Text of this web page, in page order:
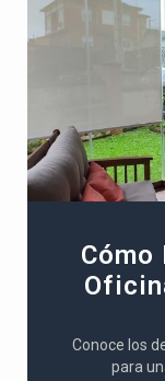
Cómo
Conoce los
para